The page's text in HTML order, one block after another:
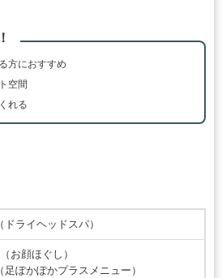
方におすすめ
空間
れる
ドライヘッドスパ）
お顔ほぐし）
足ぽかぽかプラスメニュー）